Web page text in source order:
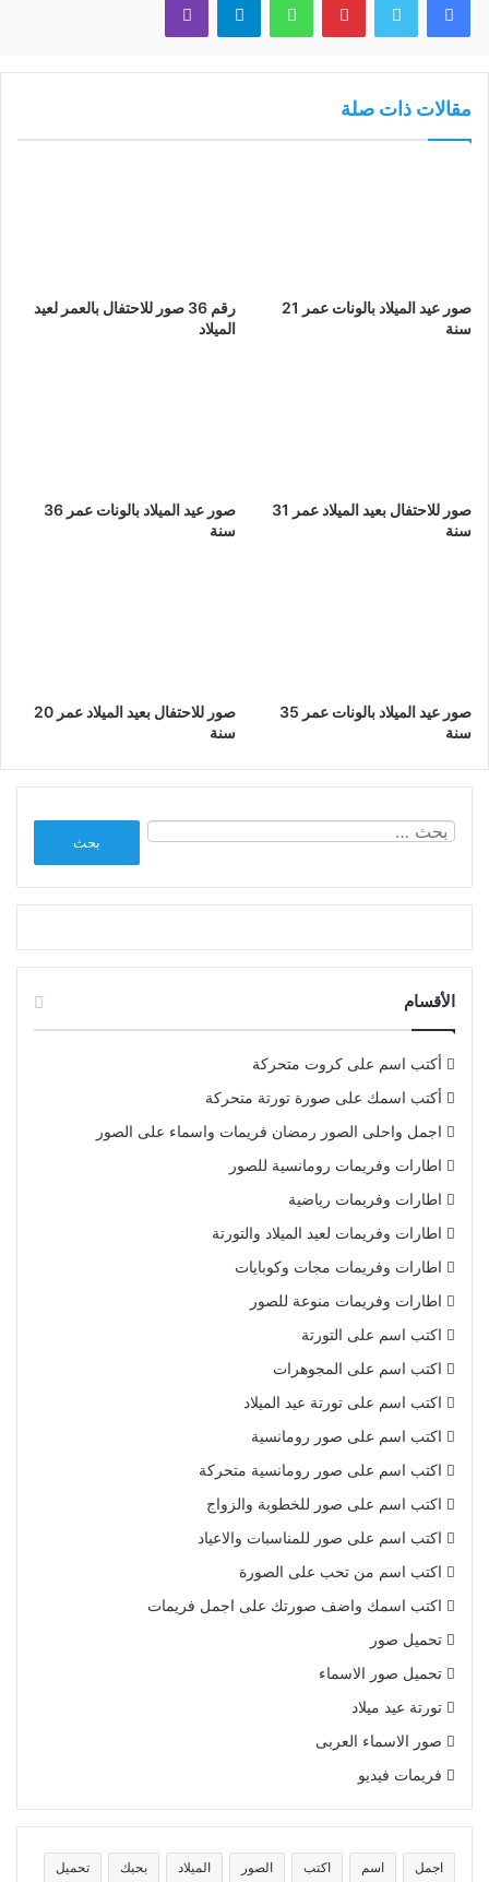
مقالات ذات صلة
صور عيد الميلاد بالونات عمر 21
سنة
رقم 36 صور للاحتفال بالعمر لعيد
الميلاد
صور للاحتفال بعيد الميلاد عمر 31
سنة
صور عيد الميلاد بالونات عمر 36
سنة
صور عيد الميلاد بالونات عمر 35
سنة
صور للاحتفال بعيد الميلاد عمر 20
سنة
الأقسام
أكتب اسم على كروت متحركة
أكتب اسمك على صورة تورتة متحركة
اجمل واحلى الصور رمضان فريمات واسماء على الصور
اطارات وفريمات رومانسية للصور
اطارات وفريمات رياضية
اطارات وفريمات لعيد الميلاد والتورتة
اطارات وفريمات مجات وكوبايات
اطارات وفريمات منوعة للصور
اكتب اسم على التورتة
اكتب اسم على المجوهرات
اكتب اسم على تورتة عيد الميلاد
اكتب اسم على صور رومانسية
اكتب اسم على صور رومانسية متحركة
اكتب اسم على صور للخطوبة والزواج
اكتب اسم على صور للمناسبات والاعياد
اكتب اسم من تحب على الصورة
اكتب اسمك واضف صورتك على اجمل فريمات
تحميل صور
تحميل صور الاسماء
تورتة عيد ميلاد
صور الاسماء العربى
فريمات فيديو
اجمل اسم اكتب الصور الميلاد بحبك تحميل